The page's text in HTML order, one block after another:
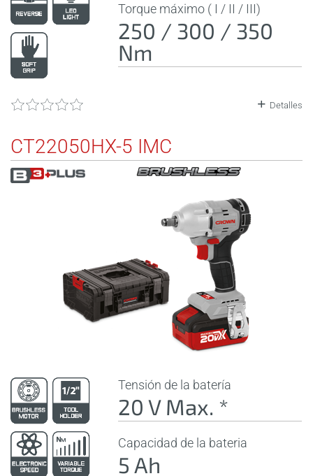
Torque máximo ( I / II / III)
250 / 300 / 350
Nm
Detalles
CT22050HX-5 IMC
Tensión de la batería
20 V Max. *
Capacidad de la bateria
5 Ah